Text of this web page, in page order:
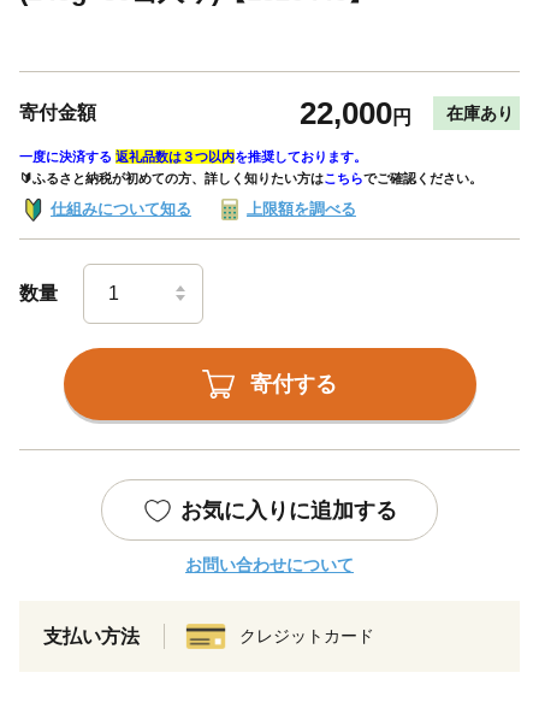
寄付金額 22,000円 在庫あり
一度に決済する 返礼品数は３つ以内を推奨しております。
🔰ふるさと納税が初めての方、詳しく知りたい方はこちらでご確認ください。
仕組みについて知る 上限額を調べる
数量
寄付する
お気に入りに追加する
お問い合わせについて
支払い方法 クレジットカード